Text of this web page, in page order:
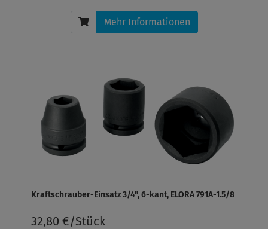
Mehr Informationen
Kraftschrauber-Einsatz 3/4", 6-kant, ELORA 791A-1.5/8
32,80 €/Stück